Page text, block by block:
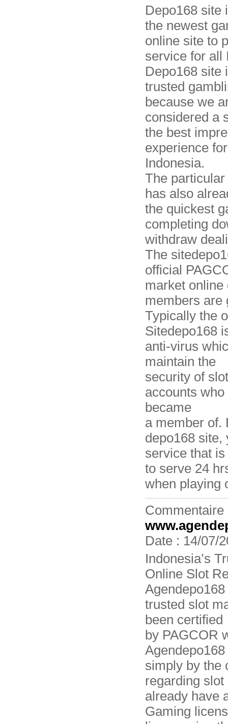
Depo168 site
the newest
online site to
service for all
Depo168 site
trusted
because we
considered a
the best
experience
Indonesia.
The
has also
the quickest
completing
withdraw
The
official
market online
members are
Typically the
Sitedepo168
anti-virus
maintain the
security of
accounts
became
a member of.
depo168 site,
service that is
to serve 24
when playing
Commentaire
Date : 14/07/
Indonesia’s
Online Slot
trusted slot
been certified
by PAGCOR
simply by the
regarding
already have
Gaming